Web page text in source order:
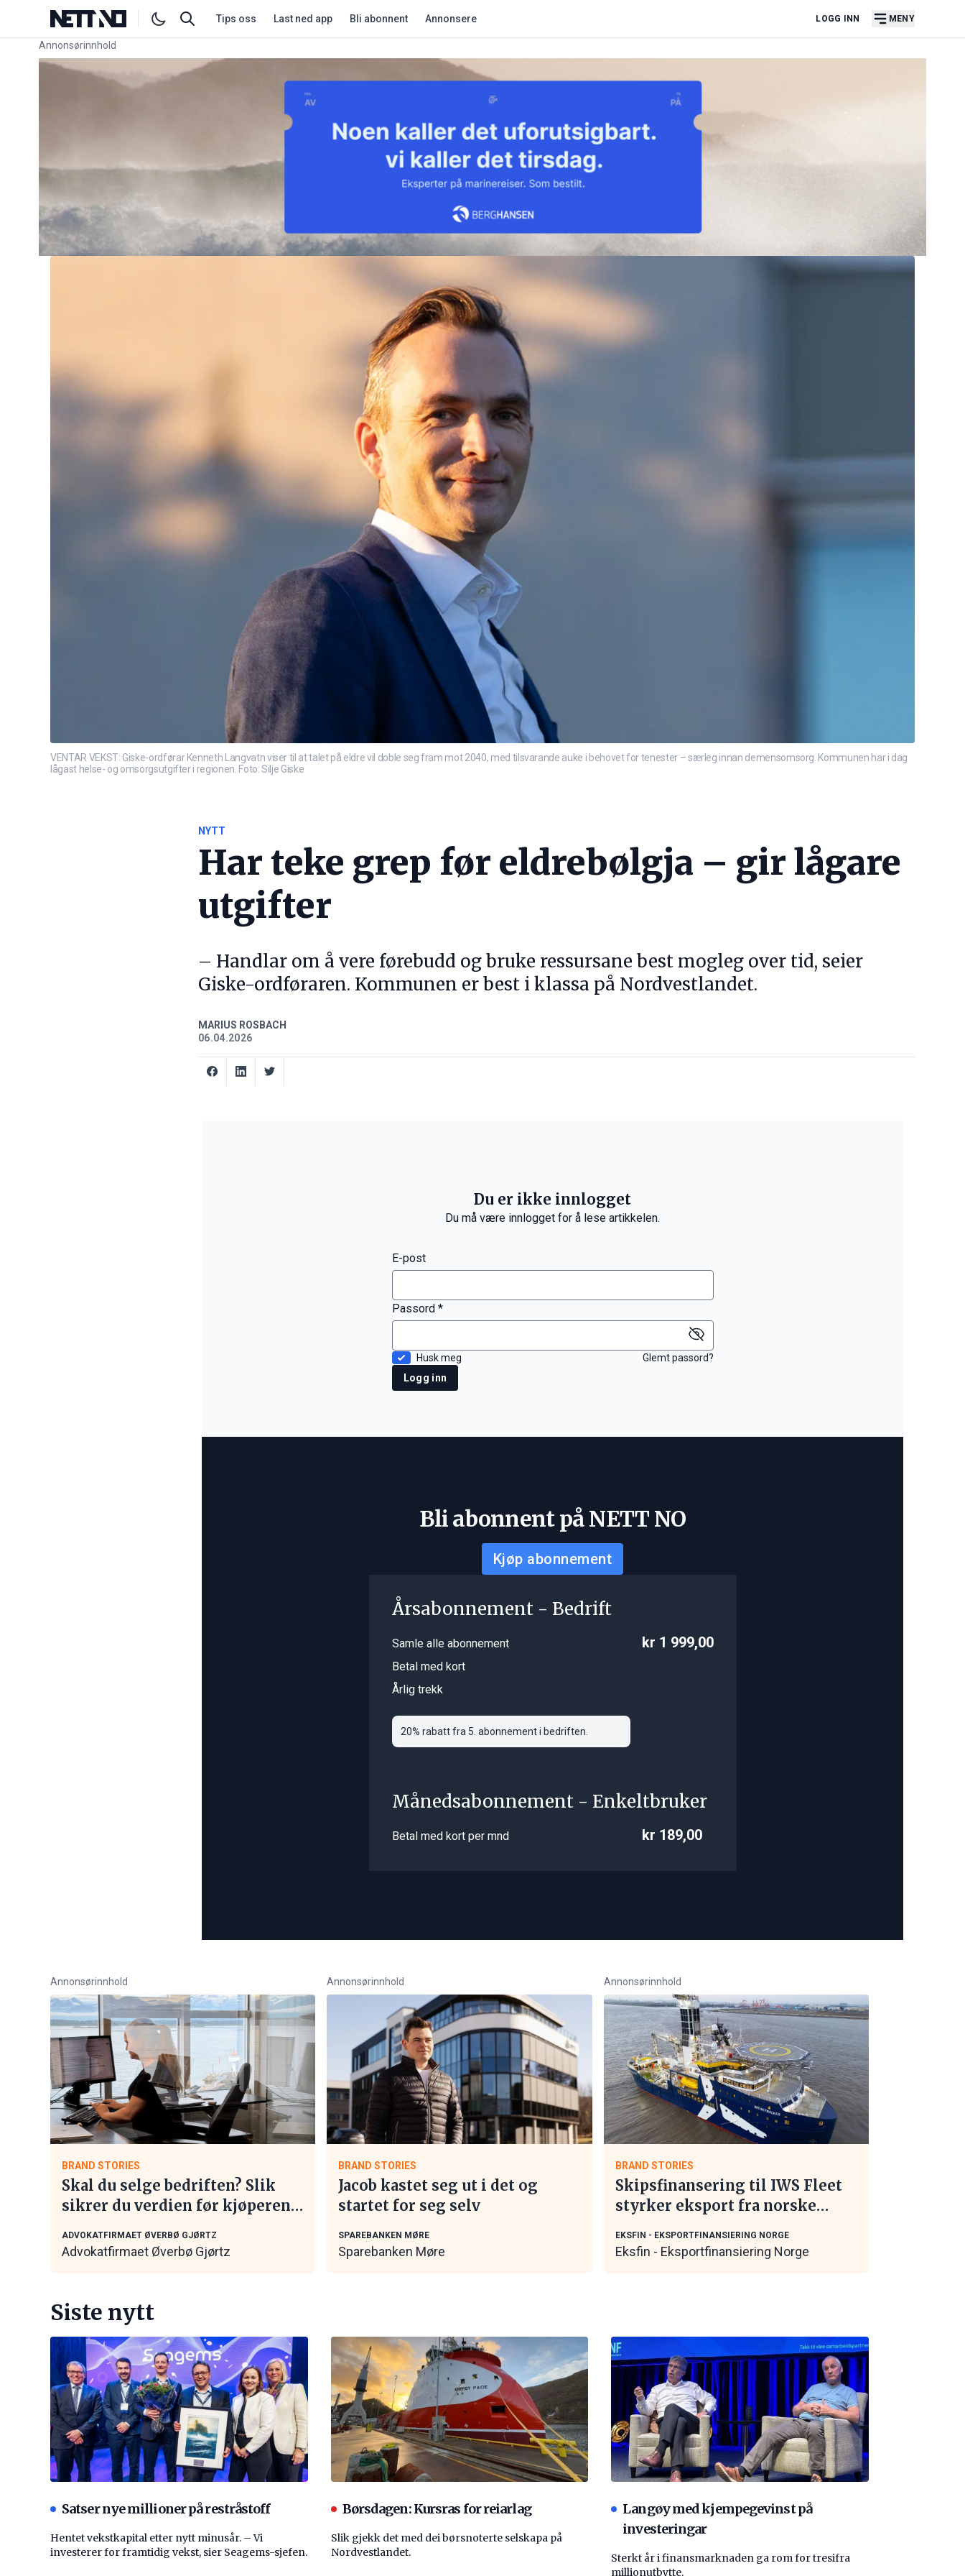
Tips oss Last ned app Bli abonnent Annonsere LOGG INN MENY
Annonsørinnhold
Link for annonse
VENTAR VEKST: Giske-ordførar Kenneth Langvatn viser til at talet på eldre vil doble seg fram mot 2040, med tilsvarande auke i behovet for tenester – særleg innan demensomsorg. Kommunen har i dag
lågast helse- og omsorgsutgifter i regionen. Foto: Silje Giske
NYTT
Har teke grep før eldrebølgja – gir lågare
utgifter
– Handlar om å vere førebudd og bruke ressursane best mogleg over tid, seier
Giske-ordføraren. Kommunen er best i klassa på Nordvestlandet.
MARIUS ROSBACH
06.04.2026
Du er ikke innlogget
Du må være innlogget for å lese artikkelen.
E-post
Passord *
Husk meg
Glemt passord?
Logg inn
Bli abonnent på NETT NO
Kjøp abonnement
Årsabonnement - Bedrift
Samle alle abonnement
Betal med kort
Årlig trekk
20% rabatt fra 5. abonnement i bedriften.
kr 1 999,00
Månedsabonnement - Enkeltbruker
Betal med kort per mnd kr 189,00
Annonsørinnhold
BRAND STORIES
Skal du selge bedriften? Slik
sikrer du verdien før kjøperen
ADVOKATFIRMAET ØVERBØ GJØRTZ
Advokatfirmaet Øverbø Gjørtz
Annonsørinnhold
BRAND STORIES
Jacob kastet seg ut i det og
startet for seg selv
SPAREBANKEN MØRE
Sparebanken Møre
Annonsørinnhold
BRAND STORIES
Skipsfinansering til IWS Fleet
styrker eksport fra norske
EKSFIN - EKSPORTFINANSIERING NORGE
Eksfin - Eksportfinansiering Norge
Siste nytt
Satser nye millioner på restråstoff
Hentet vekstkapital etter nytt minusår. – Vi
investerer for framtidig vekst, sier Seagems-sjefen.
Børsdagen: Kursras for reiarlag
Slik gjekk det med dei børsnoterte selskapa på
Nordvestlandet.
Langøy med kjempegevinst på
investeringar
Sterkt år i finansmarknaden ga rom for tresifra
millionutbytte.